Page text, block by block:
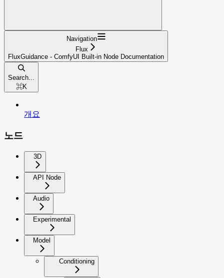
Navigation
Flux
FluxGuidance - ComfyUI Built-in Node Documentation
Search...
⌘K
개요
노드
3D
API Node
Audio
Experimental
Model
Conditioning